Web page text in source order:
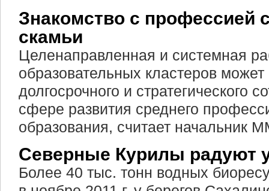
Знакомство с профессией
скамьи
Целенаправленная и системная
образовательных кластеров может
долгосрочного и стратегического
сфере развития среднего
образования, считает начальник
Северные Курилы радуют
Более 40 тыс. тонн водных